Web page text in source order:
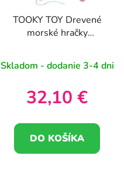
TOOKY TOY Drevené
morské hračky
Figúrky chytajúce ryby
23 kusov
Skladom - dodanie 3-4 dni
32,10 €
DO KOŠÍKA